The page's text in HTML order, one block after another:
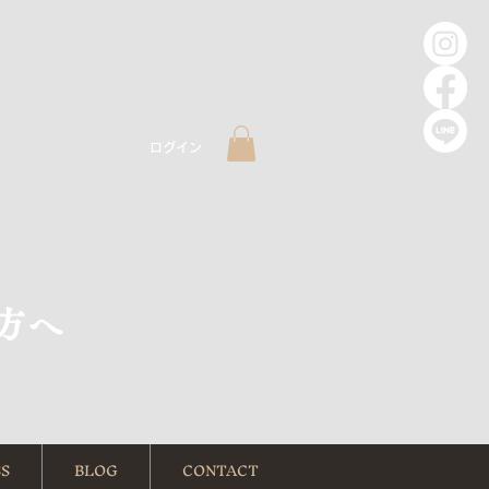
へ
BLOG CONTACT
ログイン